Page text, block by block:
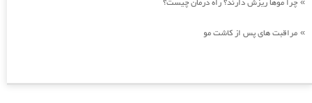
» مراقبت های پس از کاشت مو